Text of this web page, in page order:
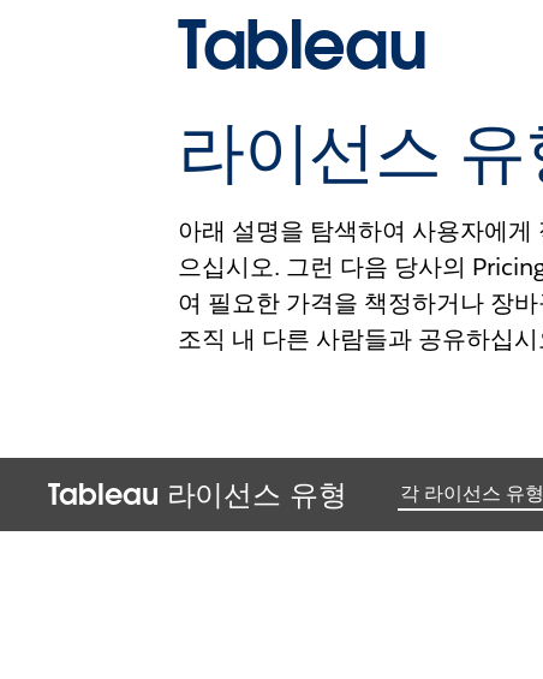
Tableau
라이선스 유
아래 설명을 탐색하여 사용자에
으십시오. 그런 다음 당사의
여 필요한 가격을 책정하거나 장
조직 내 다른 사람들과 공유하십시
Tableau 라이선스 유형 각 라이선스 유